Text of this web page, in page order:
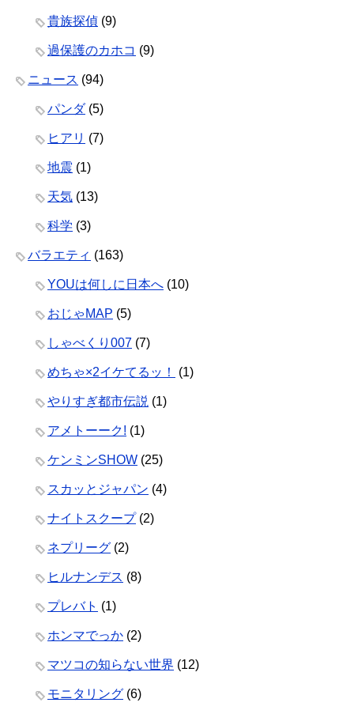
貴族探偵 (9)
過保護のカホコ (9)
ニュース (94)
パンダ(5)
ヒアリ (7)
地震 (1)
天気 (13)
科学 (3)
バラエティ (163)
YOUは何しに日本へ (10)
おじゃMAP (5)
しゃべくり007 (7)
めちゃ×2イケてるッ！ (1)
やりすぎ都市伝説 (1)
アメトーーク! (1)
ケンミンSHOW (25)
スカッとジャパン (4)
ナイトスクープ(2)
ネプリーグ (2)
ヒルナンデス (8)
プレバト (1)
ホンマでっか (2)
マツコの知らない世界 (12)
モニタリング (6)